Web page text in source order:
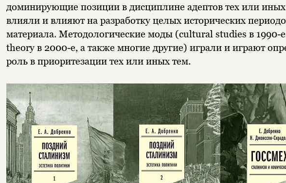
доминирующие позиции в дисциплине адептов тех или
влияли и влияют на разработку целых исторических
материала. Методологические моды (cultural studies в 1990-
theory в 2000-е, а также многие другие) играли и играют
роль в приоритезации тех или иных тем.